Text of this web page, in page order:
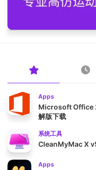
Apps
Microsoft Office
解版下载
系统工具
CleanMyMac X
Apps